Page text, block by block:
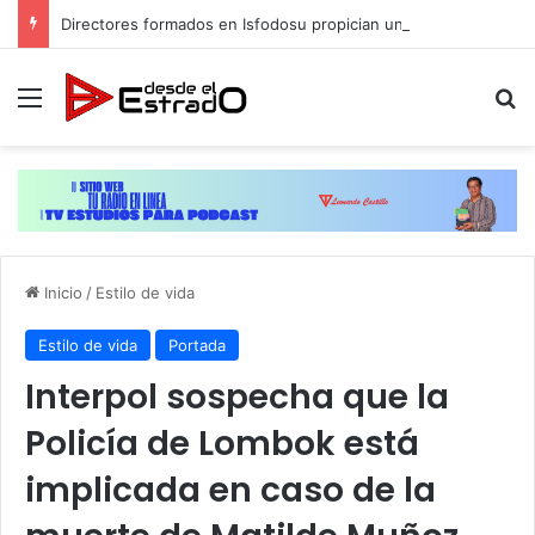
Menú
Inicio / Estilo de vida
Estilo de vida Portada
Interpol sospecha que la
Policía de Lombok está
implicada en caso de la